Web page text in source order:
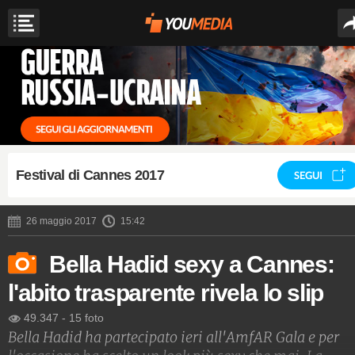
Festival di Cannes 2017 SEGUI
26 maggio 2017 15:42
Bella Hadid sexy a Cannes:
l'abito trasparente rivela lo slip
49.347 - 15 foto
Bella Hadid ha partecipato ieri all'AmfAR Gala e per